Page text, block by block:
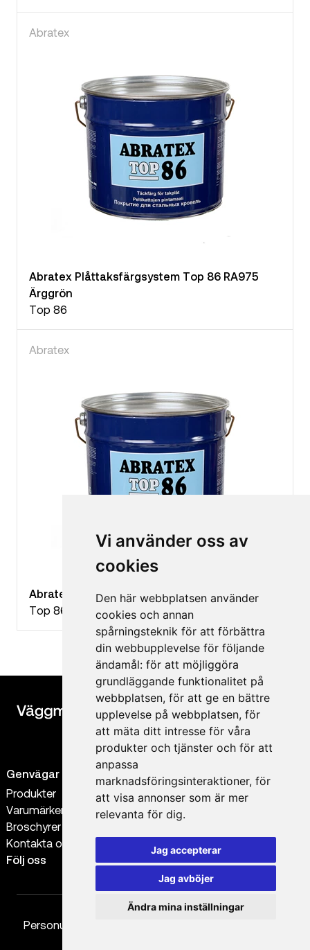
Vi använder oss av
cookies
Den här webbplatsen använder
cookies och annan
spårningsteknik för att förbättra
din webbupplevelse för följande
ändamål:för att möjliggöra
grundläggande funktionalitet på
webbplatsen,för att ge en bättre
upplevelse på webbplatsen,för
att mäta ditt intresse för våra
produkter och tjänster och för att
anpassa
marknadsföringsinteraktioner,för
att visa annonser som är mer
relevanta för dig.
Jag accepterar
Jag avböjer
Ändra mina inställningar
Abratex
Abratex Plåttaksfärgsystem Top 86 RA975
Ärggrön
Top 86
Abratex
Abratex Plåttaksfärgsystem Top 86 NCS
Top 86
Genvägar
Produkter
Varumärken
Broschyrer
Kontakta oss
Kontakt
0300-56 38 88
order@vaggmaterial.se
Följ oss
Personuppgiftspolicy